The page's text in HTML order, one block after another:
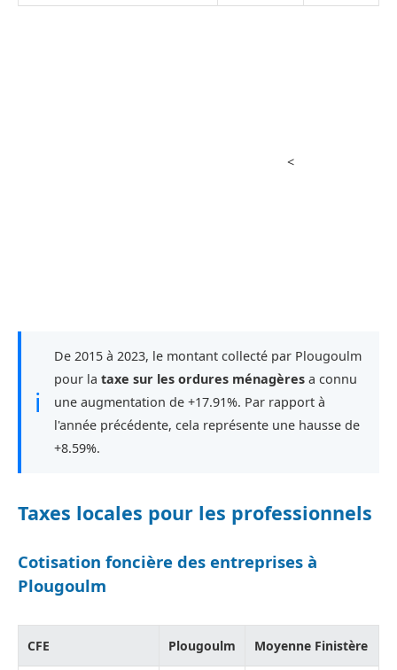
<
ℹ
De 2015 à 2023, le montant collecté par Plougoulm
pour la taxe sur les ordures ménagères a connu
une augmentation de +17.91%. Par rapport à
l'année précédente, cela représente une hausse de
+8.59%.
Taxes locales pour les professionnels
Cotisation foncière des entreprises à
Plougoulm
CFE Plougoulm Moyenne Finistère